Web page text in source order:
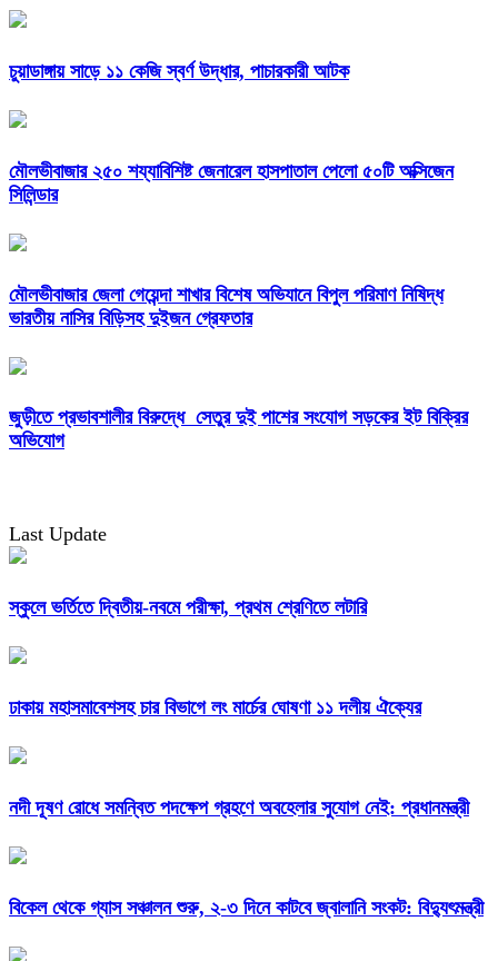
চুয়াডাঙ্গায় সাড়ে ১১ কেজি স্বর্ণ উদ্ধার, পাচারকারী আটক
মৌলভীবাজার ২৫০ শয্যাবিশিষ্ট জেনারেল হাসপাতাল পেলো ৫০টি অক্সিজেন
সিলিন্ডার
মৌলভীবাজার জেলা গেয়েন্দা শাখার বিশেষ অভিযানে বিপুল পরিমাণ নিষিদ্ধ
ভারতীয় নাসির বিড়িসহ দুইজন গ্রেফতার
জুড়ীতে প্রভাবশালীর বিরুদ্ধে সেতুর দুই পাশের সংযোগ সড়কের ইট বিক্রির
অভিযোগ
Last Update
স্কুলে ভর্তিতে দ্বিতীয়-নবমে পরীক্ষা, প্রথম শ্রেণিতে লটারি
ঢাকায় মহাসমাবেশসহ চার বিভাগে লং মার্চের ঘোষণা ১১ দলীয় ঐক্যের
নদী দূষণ রোধে সমন্বিত পদক্ষেপ গ্রহণে অবহেলার সুযোগ নেই: প্রধানমন্ত্রী
বিকেল থেকে গ্যাস সঞ্চালন শুরু, ২-৩ দিনে কাটবে জ্বালানি সংকট: বিদ্যুৎমন্ত্রী